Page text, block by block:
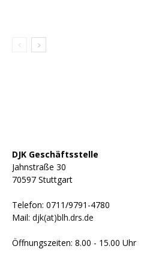
DJK Geschäftsstelle
Jahnstraße 30
70597 Stuttgart
Telefon: 0711/9791-4780
Mail: djk(at)blh.drs.de
Öffnungszeiten: 8.00 - 15.00 Uhr